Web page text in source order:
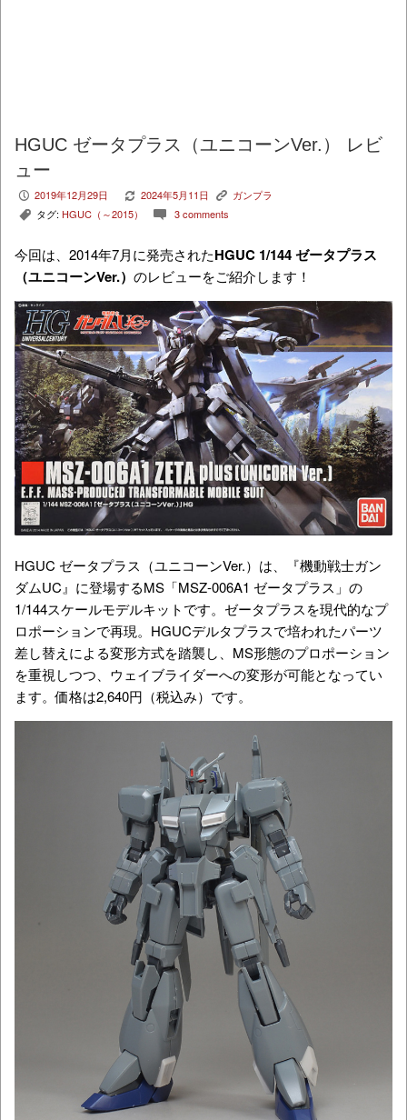
HGUC ゼータプラス（ユニコーンVer.） レビ
ュー
P 2019年12月29日 V 2024年5月11日 K ガンプラ
, タグ: HGUC（～2015） c 3 comments
今回は、2014年7月に発売されたHGUC 1/144 ゼータプラス
（ユニコーンVer.） のレビューをご紹介します！
HGUC ゼータプラス（ユニコーンVer.）は、『機動戦士ガン
ダムUC』に登場するMS「MSZ-006A1 ゼータプラス」の
1/144スケールモデルキットです。ゼータプラスを現代的なプ
ロポーションで再現。HGUCデルタプラスで培われたパーツ
差し替えによる変形方式を踏襲し、MS形態のプロポーション
を重視しつつ、ウェイブライダーへの変形が可能となってい
ます。価格は2,640円（税込み）です。